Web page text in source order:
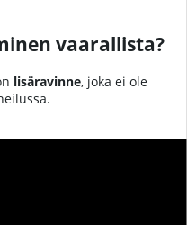
vaarallista?
lisäravinne, joka ei ole